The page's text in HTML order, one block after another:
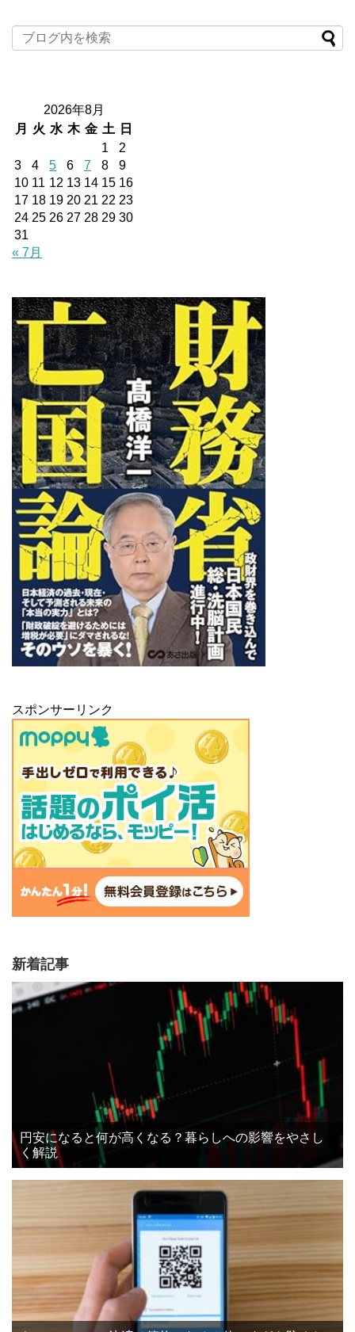
2026年8月
月
火 水 木 金 土
日
1
2
3
4 5 6 7 8
9
10 11 12 13 14 15 16
17 18 19 20 21 22 23
24 25 26 27 28 29 30
31
« 7月
スポンサーリンク
新着記事
円安になると何が高くなる？暮らしへの影響をやさし
く解説